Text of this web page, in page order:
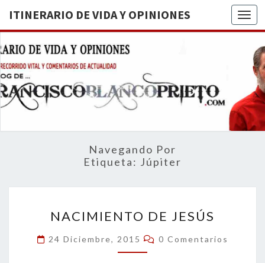
ITINERARIO DE VIDA Y OPINIONES
DE
BREVE
RECORRIDO
VITAL Y
ACTUALIDAD
Navegando Por
Etiqueta: Júpiter
DE
JESÚS
NACIMIENTO DE JESÚS
24 Diciembre, 2015 Comentarios
0 Comentarios